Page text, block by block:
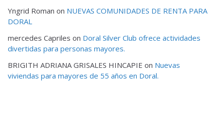
Yngrid Roman on NUEVAS COMUNIDADES DE RENTA PARA
DORAL
mercedes Capriles on Doral Silver Club ofrece actividades
divertidas para personas mayores.
BRIGITH ADRIANA GRISALES HINCAPIE on Nuevas
viviendas para mayores de 55 años en Doral.